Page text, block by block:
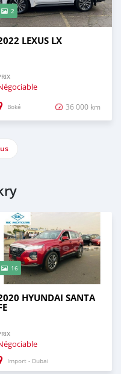
2
LEXUS LX
Boké 36 000 km
16
HYUNDAI SANTA
Import - Dubai